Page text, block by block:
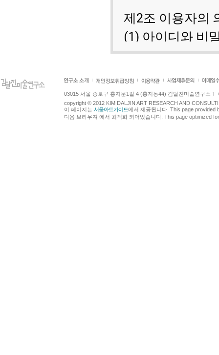
03015 서울 종로구 홍지문1길 4 (홍지동44) 김달진미술연구소 T
copyright © 2012 KIM DALJIN ART RESEARCH AND
이 페이지는 서울아트가이드에서 제공됩니다. This page provided
다음 브라우져 에서 최적화 되어있습니다. This page optimized